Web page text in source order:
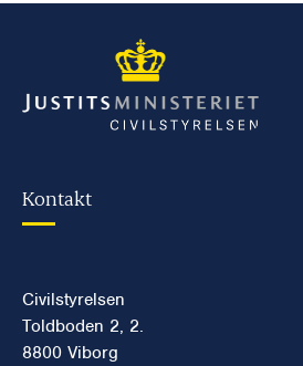
Kontakt
Civilstyrelsen
Toldboden 2, 2.
8800 Viborg